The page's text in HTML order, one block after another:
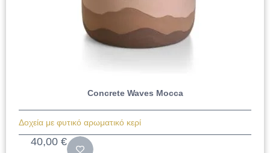
Concrete Waves Mocca
Δοχεία με φυτικό αρωματικό κερί
40,00 €